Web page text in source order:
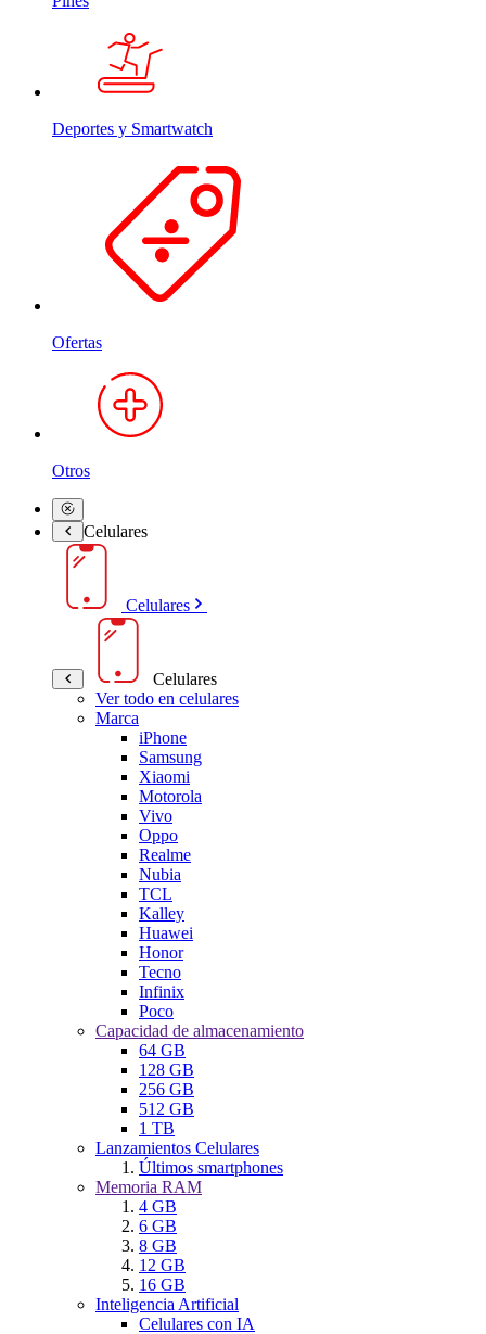
Deportes y Smartwatch
Ofertas
Otros
Celulares
Celulares
Celulares
Ver todo en celulares
Marca
iPhone
Samsung
Xiaomi
Motorola
Vivo
Oppo
Realme
Nubia
TCL
Kalley
Huawei
Honor
Tecno
Infinix
Poco
Capacidad de almacenamiento
64 GB
128 GB
256 GB
512 GB
1 TB
Lanzamientos Celulares
Últimos smartphones
Memoria RAM
4 GB
6 GB
8 GB
12 GB
16 GB
Inteligencia Artificial
Celulares con IA